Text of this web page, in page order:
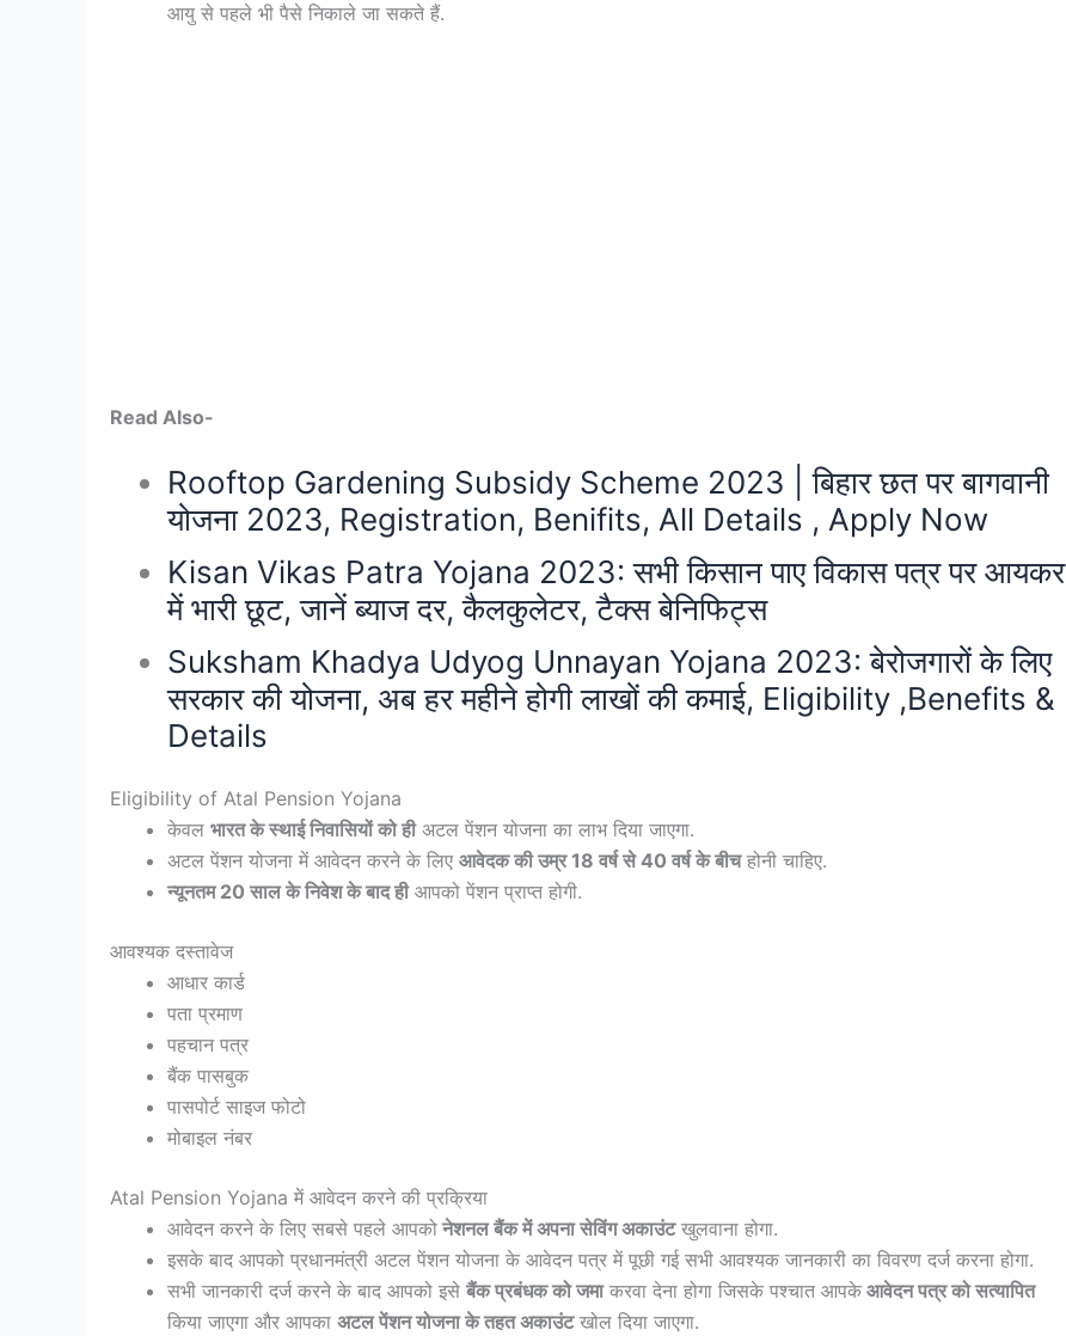
आयु से पहले भी पैसे निकाले जा सकते हैं.
Read Also-
Rooftop Gardening Subsidy Scheme 2023 | बिहार छत पर बागवानी
योजना 2023, Registration, Benifits, All Details , Apply Now
Kisan Vikas Patra Yojana 2023: सभी किसान पाए विकास पत्र पर आयकर
में भारी छूट, जानें ब्याज दर, कैलकुलेटर, टैक्स बेनिफिट्स
Suksham Khadya Udyog Unnayan Yojana 2023: बेरोजगारों के लिए
सरकार की योजना, अब हर महीने होगी लाखों की कमाई, Eligibility ,Benefits &
Details
Eligibility of Atal Pension Yojana
केवल भारत के स्थाई निवासियों को हीअटल पेंशन योजना का लाभ दिया जाएगा.
अटल पेंशन योजना में आवेदन करने के लिए आवेदक की उम्र 18 वर्ष से 40 वर्ष के बीचहोनी चाहिए.
न्यूनतम 20 साल के निवेश के बाद हीआपको पेंशन प्राप्त होगी.
आवश्यक दस्तावेज
आधार कार्ड
पता प्रमाण
पहचान पत्र
बैंक पासबुक
पासपोर्ट साइज फोटो
मोबाइल नंबर
Atal Pension Yojana में आवेदन करने की प्रक्रिया
आवेदन करने के लिए सबसे पहले आपको नेशनल बैंक में अपना सेविंग अकाउंटखुलवाना होगा.
इसके बाद आपको प्रधानमंत्री अटल पेंशन योजना के आवेदन पत्र में पूछी गई सभी आवश्यक जानकारी का विवरण दर्ज करना होगा.
सभी जानकारी दर्ज करने के बाद आपको इसे बैंक प्रबंधक को जमाकरवा देना होगा जिसके पश्चात आपके आवेदन पत्र को सत्यापित
किया जाएगा और आपका अटल पेंशन योजना के तहत अकाउंटखोल दिया जाएगा.